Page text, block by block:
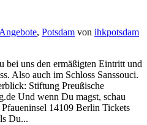
Angebote, Potsdam von ihkpotsdam
uns den ermäßigten Eintritt und
Also auch im Schloss Sanssouci.
Stiftung Preußische
Und wenn Du magst, schau
14109 Berlin Tickets
Du...